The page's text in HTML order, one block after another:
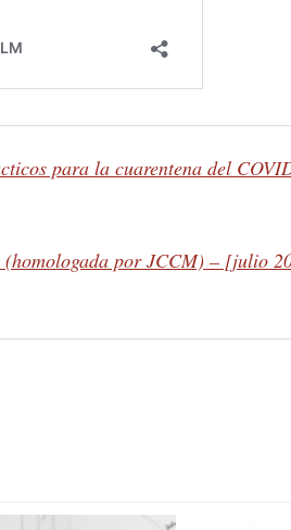
para la cuarentena del
por JCCM) – [julio